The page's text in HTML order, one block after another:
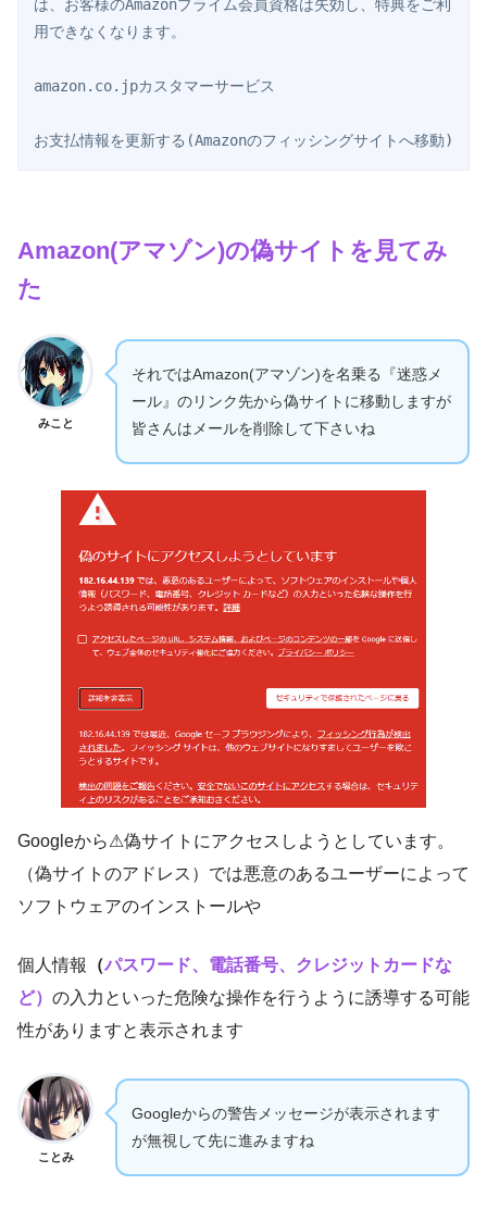
は、お客様のAmazonプライム会員資格は失効し、特典をご利
用できなくなります。
amazon.co.jpカスタマーサービス
Amazon(アマゾン)の偽サイトを見てみ
た
みこと
それではAmazon(アマゾン)を名乗る『迷惑メ
ール』のリンク先から偽サイトに移動しますが
皆さんはメールを削除して下さいね
Googleから⚠偽サイトにアクセスしようとしています。
（偽サイトのアドレス）では悪意のあるユーザーによって
ソフトウェアのインストールや
個人情報 （パスワード、電話番号、クレジットカードな
ど） の入力といった危険な操作を行うように誘導する可能
性がありますと表示されます
ことみ
Googleからの警告メッセージが表示されます
が無視して先に進みますね